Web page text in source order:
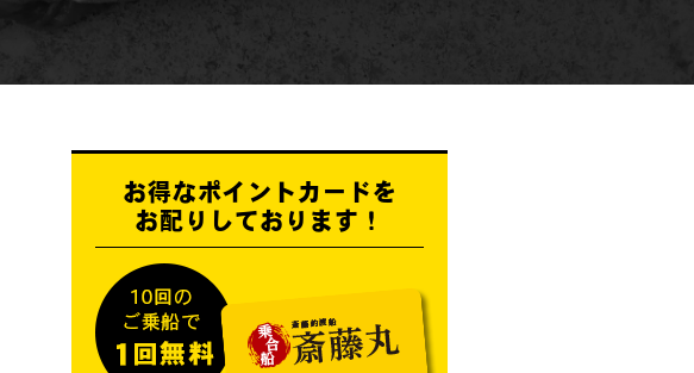
お得なポイントカードを
お配りしております！